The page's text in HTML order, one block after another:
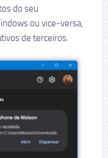
do seu
ou vice-versa,
de terceiros.